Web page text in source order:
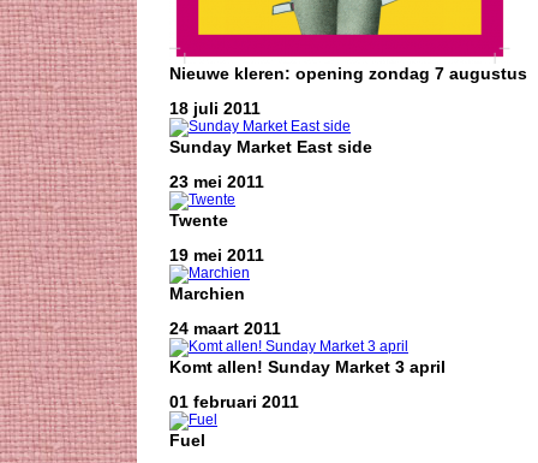
Nieuwe kleren: opening zondag 7 augustus
18 juli 2011
Sunday Market East side
23 mei 2011
Twente
19 mei 2011
Marchien
24 maart 2011
Komt allen! Sunday Market 3 april
01 februari 2011
Fuel